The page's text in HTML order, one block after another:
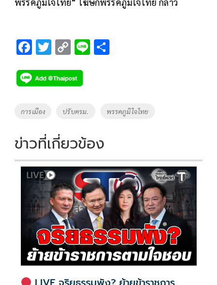
F
e
b
o
k
T
tt
er
C
p
y
Li
k
Li
Tags
การเมือง ปรับครม. พรรคภูมิใจไทย
ข่าวที่เกี่ยวข้อง